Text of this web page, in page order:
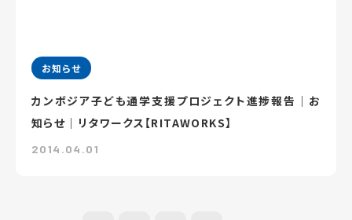
お知らせ
カンボジア子ども通学支援プロジェクト進捗報告｜お
知らせ｜リタワークス【RITAWORKS】
2014.04.01